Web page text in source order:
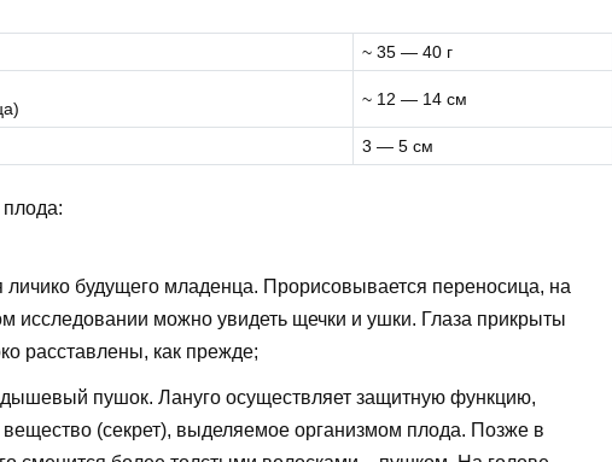
~ 35 — 40 г
~ 12 — 14 см
3 — 5 см
будущего младенца. Прорисовывается переносица, на
исследовании можно увидеть щечки и ушки. Глаза прикрыты
расставлены, как прежде;
пушок. Лануго осуществляет защитную функцию,
(секрет), выделяемое организмом плода. Позже в